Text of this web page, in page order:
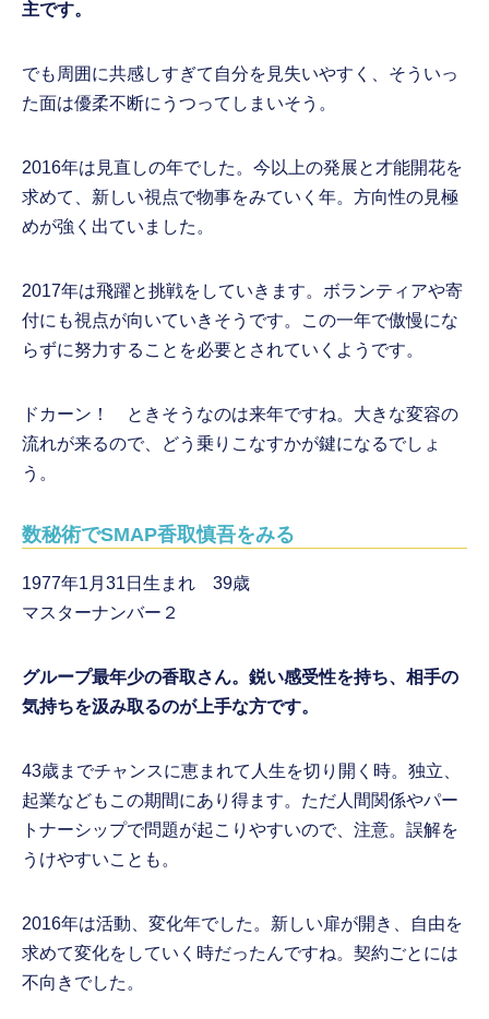
主です。
でも周囲に共感しすぎて自分を見失いやすく、そういっ
た面は優柔不断にうつってしまいそう。
2016年は見直しの年でした。今以上の発展と才能開花を
求めて、新しい視点で物事をみていく年。方向性の見極
めが強く出ていました。
2017年は飛躍と挑戦をしていきます。ボランティアや寄
付にも視点が向いていきそうです。この一年で傲慢にな
らずに努力することを必要とされていくようです。
ドカーン！ ときそうなのは来年ですね。大きな変容の
流れが来るので、どう乗りこなすかが鍵になるでしょ
う。
数秘術でSMAP香取慎吾をみる
1977年1月31日生まれ 39歳
マスターナンバー２
グループ最年少の香取さん。鋭い感受性を持ち、相手の
気持ちを汲み取るのが上手な方です。
43歳までチャンスに恵まれて人生を切り開く時。独立、
起業などもこの期間にあり得ます。ただ人間関係やパー
トナーシップで問題が起こりやすいので、注意。誤解を
うけやすいことも。
2016年は活動、変化年でした。新しい扉が開き、自由を
求めて変化をしていく時だったんですね。契約ごとには
不向きでした。